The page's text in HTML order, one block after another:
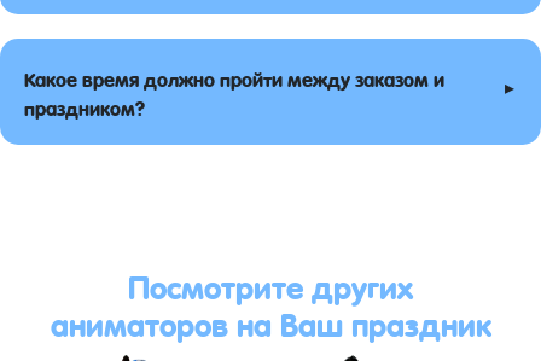
Какое время должно пройти между заказом и
праздником?
▸
Посмотрите других
аниматоров на Ваш праздник